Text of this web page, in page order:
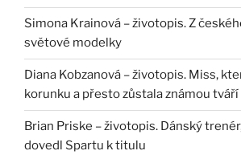
Simona Krainová – životopis. Z
světové modelky
Diana Kobzanová – životopis. Miss,
korunku a přesto zůstala známou tváří
Brian Priske – životopis. Dánský
dovedl Spartu k titulu